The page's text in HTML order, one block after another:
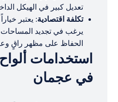
تعديل كبير في الهيكل
تكلفة اقتصادية: يعتبر
يرغب في تجديد
الحفاظ على مظهر راقٍ
استخدامات
في عجمان